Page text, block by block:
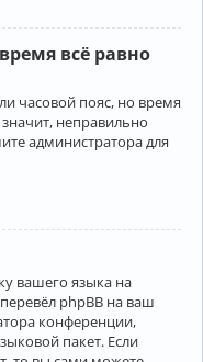
всё равно
часовой пояс, но время
неправильно
администратора для
вашего языка на
phpBB на ваш
конференции,
пакет. Если